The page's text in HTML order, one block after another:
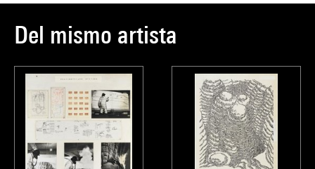
Del mismo artista